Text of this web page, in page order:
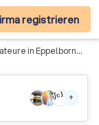
registrieren
in Eppelborn
+